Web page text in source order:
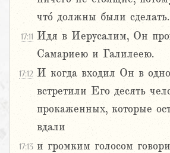
что́ должны были сделать.
17:11 Идя в Иерусалим, Он
Самариею и Галилеею.
17:12 И когда входил Он в
встретили Его десять
прокаженных, которые
вдали
17:13 и громким голосом